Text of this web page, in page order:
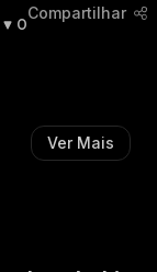
0
Compartilhar
Ver Mais